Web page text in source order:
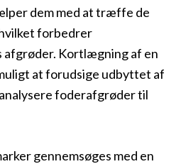
dem med at træffe de
forbedrer
Kortlægning af en
at forudsige udbyttet af
foderafgrøder til
gennemsøges med en